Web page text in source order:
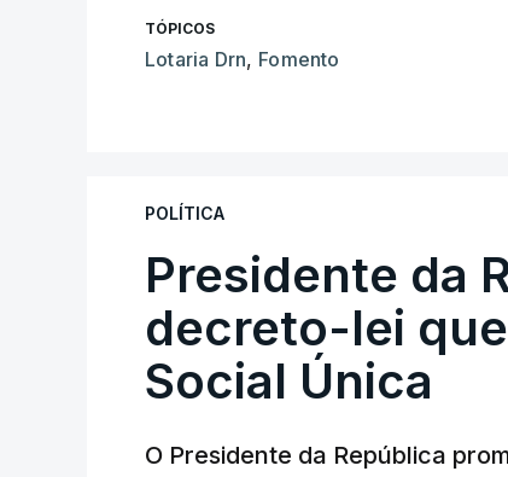
TÓPICOS
Lotaria Drn, Fomento
POLÍTICA
Presidente da
decreto-lei
Social Única
O Presidente da República